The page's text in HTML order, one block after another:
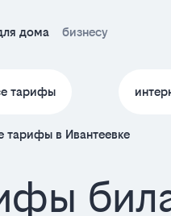
дома бизнесу
тарифы
тарифы в Ивантеевке